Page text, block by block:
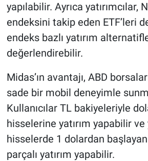
yapılabilir. Ayrıca yatırımcılar,
endeksini takip eden ETF’leri
endeks bazlı yatırım
değerlendirebilir.
Midas’ın avantajı, ABD
sade bir mobil deneyimle
Kullanıcılar TL bakiyeleriyle
hisselerine yatırım yapabilir
hisselerde 1 dolardan
parçalı yatırım yapabilir.